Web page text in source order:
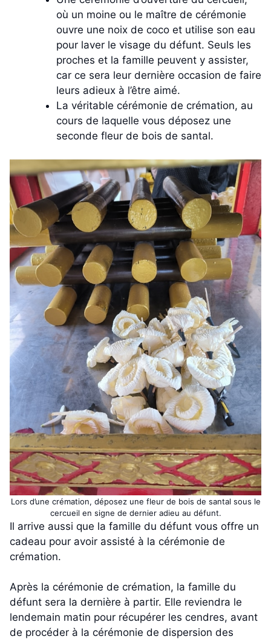
où un moine ou le maître de cérémonie
ouvre une noix de coco et utilise son eau
pour laver le visage du défunt. Seuls les
proches et la famille peuvent y assister,
car ce sera leur dernière occasion de faire
leurs adieux à l’être aimé.
La véritable cérémonie de crémation, au
cours de laquelle vous déposez une
seconde fleur de bois de santal.
Lors d’une crémation, déposez une fleur de bois de santal sous le
cercueil en signe de dernier adieu au défunt.
Il arrive aussi que la famille du défunt vous offre un
cadeau pour avoir assisté à la cérémonie de
crémation.
Après la cérémonie de crémation, la famille du
défunt sera la dernière à partir. Elle reviendra le
lendemain matin pour récupérer les cendres, avant
de procéder à la cérémonie de dispersion des